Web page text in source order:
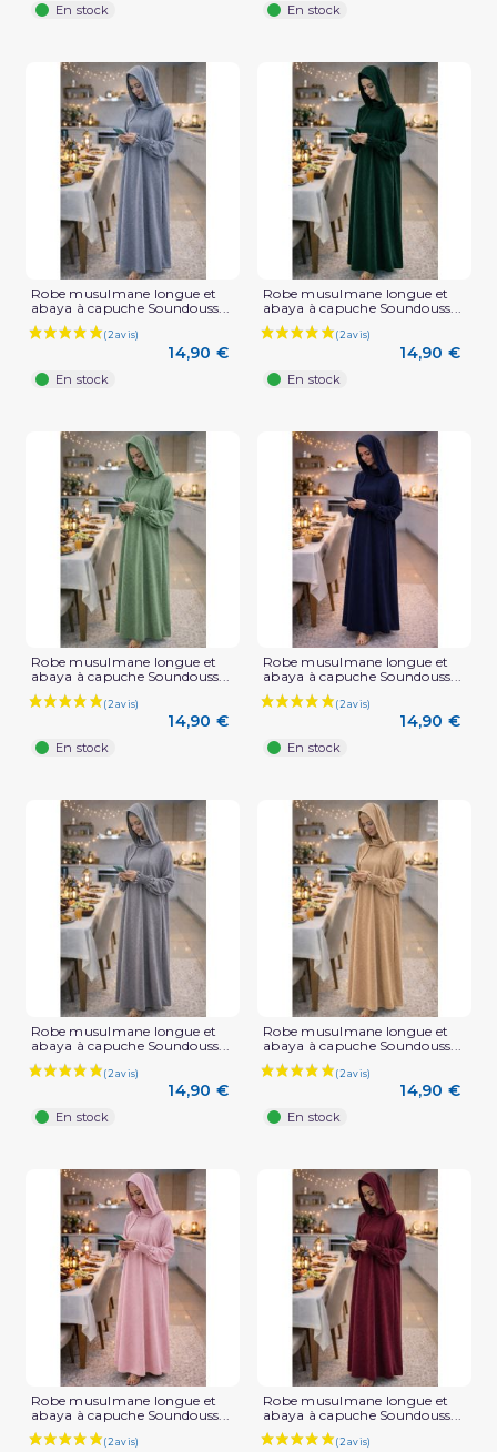
En stock En stock
Robe musulmane longue et
abaya à capuche Soundouss...
14,90 €
En stock
Robe musulmane longue et
abaya à capuche Soundouss...
14,90 €
En stock
Robe musulmane longue et
abaya à capuche Soundouss...
14,90 €
En stock
Robe musulmane longue et
abaya à capuche Soundouss...
14,90 €
En stock
Robe musulmane longue et
abaya à capuche Soundouss...
14,90 €
En stock
Robe musulmane longue et
abaya à capuche Soundouss...
14,90 €
En stock
Robe musulmane longue et
abaya à capuche Soundouss...
Robe musulmane longue et
abaya à capuche Soundouss...